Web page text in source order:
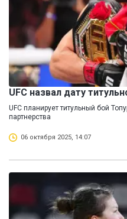
UFC назвал дату
UFC планирует титульный бой
партнерства
06 октября 2025, 14:07